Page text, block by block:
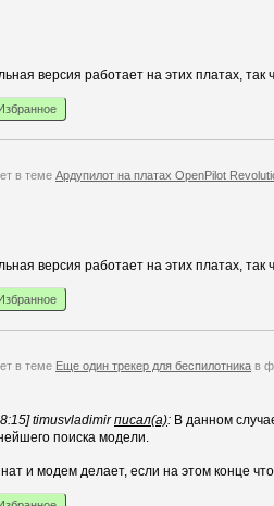
версия работает на этих платах, так
в теме Ардупилот на платах OpenPilot
версия работает на этих платах,
в теме Еще один трекер для беспилотника в
timusvladimirписал(а): В данном
поиска модели.
и модем делает, если на этом конце